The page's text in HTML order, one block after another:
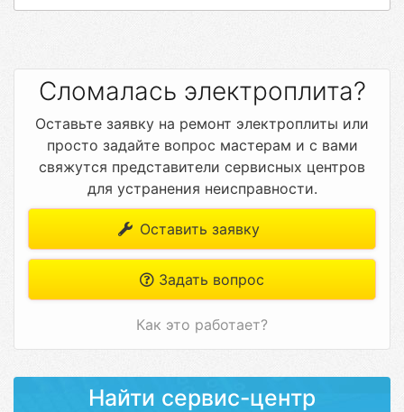
Сломалась электроплита?
Оставьте заявку на ремонт электроплиты или
просто задайте вопрос мастерам и с вами
свяжутся представители сервисных центров
для устранения неисправности.
Оставить заявку
Задать вопрос
Как это работает?
Найти сервис-центр